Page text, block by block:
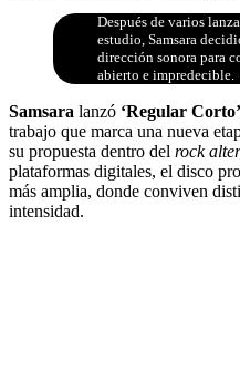
Después de varios
estudio, Samsara
dirección sonora para
abierto e impredecible.
Samsara lanzó ‘Regular Corto’
trabajo que marca una nueva
su propuesta dentro del rock
plataformas digitales, el disco
más amplia, donde conviven
intensidad.